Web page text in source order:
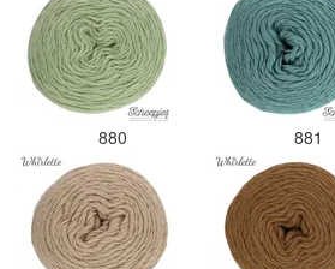
880 881